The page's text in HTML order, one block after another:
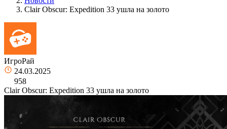
Clair Obscur: Expedition 33 ушла на золото
ИгроРай
24.03.2025
958
Clair Obscur: Expedition 33 ушла на золото